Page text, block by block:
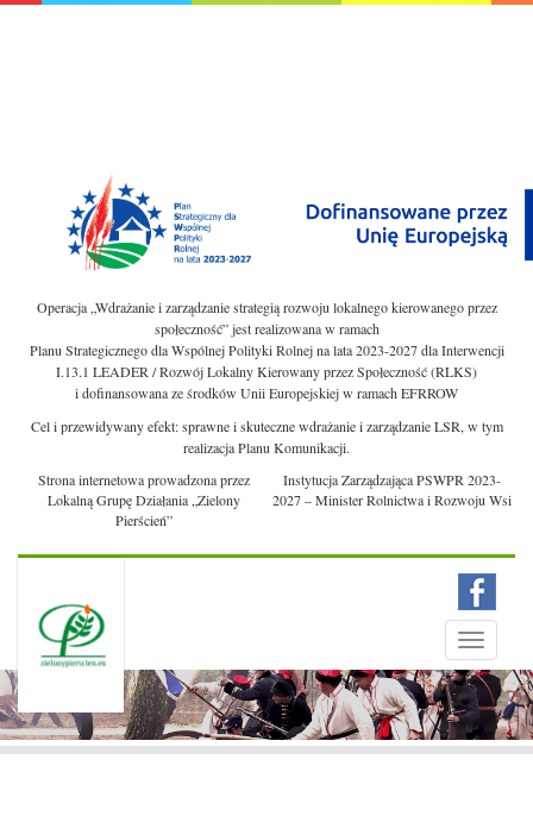
Operacja „Wdrażanie i zarządzanie strategią rozwoju lokalnego kierowanego przez
społeczność” jest realizowana w ramach
Planu Strategicznego dla Wspólnej Polityki Rolnej na lata 2023-2027 dla Interwencji
I.13.1 LEADER / Rozwój Lokalny Kierowany przez Społeczność (RLKS)
i dofinansowana ze środków Unii Europejskiej w ramach EFRROW
Cel i przewidywany efekt: sprawne i skuteczne wdrażanie i zarządzanie LSR, w tym
realizacja Planu Komunikacji.
Strona internetowa prowadzona przez
Lokalną Grupę Działania „Zielony
Pierścień”
Instytucja Zarządzająca PSWPR 2023-
2027 – Minister Rolnictwa i Rozwoju Wsi
Toggle
Menu